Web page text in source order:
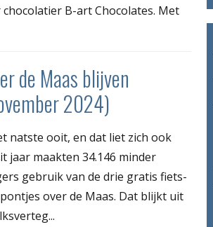
B-art Chocolates. Met
de Maas blijven
2024)
natste ooit, en dat liet zich ook
jaar maakten 34.146 minder
gebruik van de drie gratis fiets-
over de Maas. Dat blijkt uit